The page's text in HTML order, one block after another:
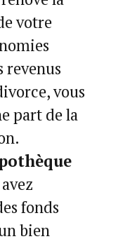
votre
revenus
vous
part de la
fonds
bien